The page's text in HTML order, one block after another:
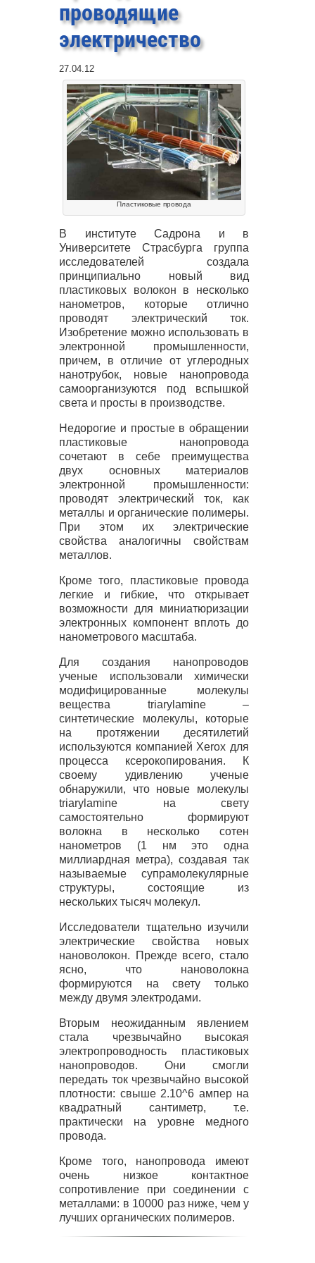
проводящие
электричество
27.04.12
Пластиковые провода
В институте Садрона и в
Университете Страсбурга группа
исследователей создала
принципиально новый вид
пластиковых волокон в несколько
нанометров, которые отлично
проводят электрический ток.
Изобретение можно использовать в
электронной промышленности,
причем, в отличие от углеродных
нанотрубок, новые нанопровода
самоорганизуются под вспышкой
света и просты в производстве.
Недорогие и простые в обращении
пластиковые нанопровода
сочетают в себе преимущества
двух основных материалов
электронной промышленности:
проводят электрический ток, как
металлы и органические полимеры.
При этом их электрические
свойства аналогичны свойствам
металлов.
Кроме того, пластиковые провода
легкие и гибкие, что открывает
возможности для миниатюризации
электронных компонент вплоть до
нанометрового масштаба.
Для создания нанопроводов
ученые использовали химически
модифицированные молекулы
вещества triarylamine –
синтетические молекулы, которые
на протяжении десятилетий
используются компанией Xerox для
процесса ксерокопирования. К
своему удивлению ученые
обнаружили, что новые молекулы
triarylamine на свету
самостоятельно формируют
волокна в несколько сотен
нанометров (1 нм это одна
миллиардная метра), создавая так
называемые супрамолекулярные
структуры, состоящие из
нескольких тысяч молекул.
Исследователи тщательно изучили
электрические свойства новых
нановолокон. Прежде всего, стало
ясно, что нановолокна
формируются на свету только
между двумя электродами.
Вторым неожиданным явлением
стала чрезвычайно высокая
электропроводность пластиковых
нанопроводов. Они смогли
передать ток чрезвычайно высокой
плотности: свыше 2.10^6 ампер на
квадратный сантиметр, т.е.
практически на уровне медного
провода.
Кроме того, нанопровода имеют
очень низкое контактное
сопротивление при соединении с
металлами: в 10000 раз ниже, чем у
лучших органических полимеров.